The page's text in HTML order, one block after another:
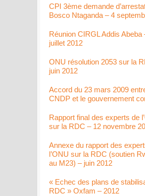
CPI 3ème demande
Bosco Ntaganda – 4
Réunion CIRGL Addis Abeba
juillet 2012
ONU résolution 2053 sur la
juin 2012
Accord du 23 mars 2009
CNDP et le gouvernement
Rapport final des experts de
sur la RDC – 12 novembre
Annexe du rapport des
l’ONU sur la RDC (soutien
au M23) – juin 2012
« Echec des plans de
RDC » Oxfam – 2012